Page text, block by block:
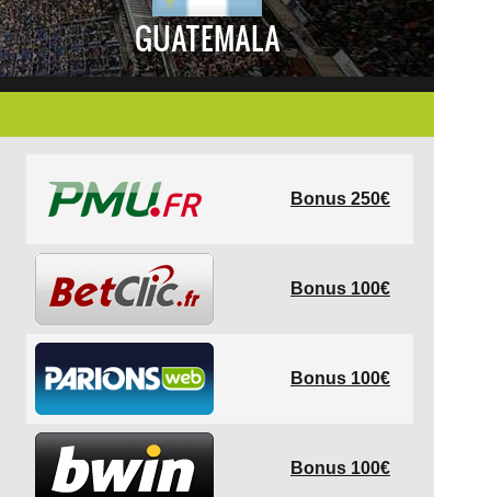
GUATEMALA
Bonus 250€
Bonus 100€
Bonus 100€
Bonus 100€